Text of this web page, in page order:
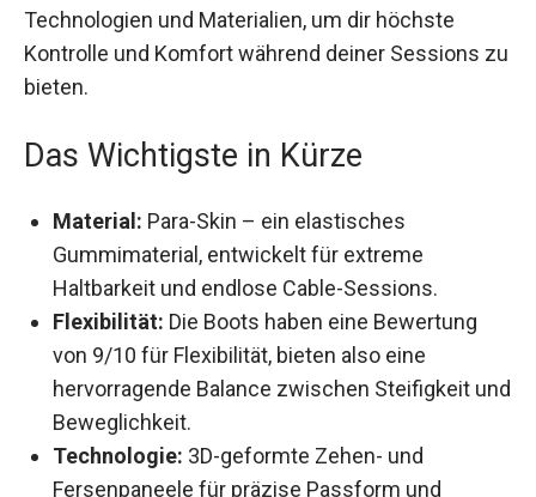
Technologien und Materialien, um dir höchste
Kontrolle und Komfort während deiner Sessions zu
bieten.
Das Wichtigste in Kürze
Material: Para-Skin – ein elastisches
Gummimaterial, entwickelt für extreme
Haltbarkeit und endlose Cable-Sessions.
Flexibilität: Die Boots haben eine Bewertung
von 9/10 für Flexibilität, bieten also eine
hervorragende Balance zwischen Steifigkeit und
Beweglichkeit.
Technologie: 3D-geformte Zehen- und
Fersenpaneele für präzise Passform und